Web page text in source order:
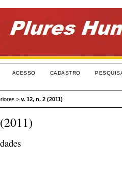
ACESSO CADASTRO
> v. 12, n. 2 (2011)